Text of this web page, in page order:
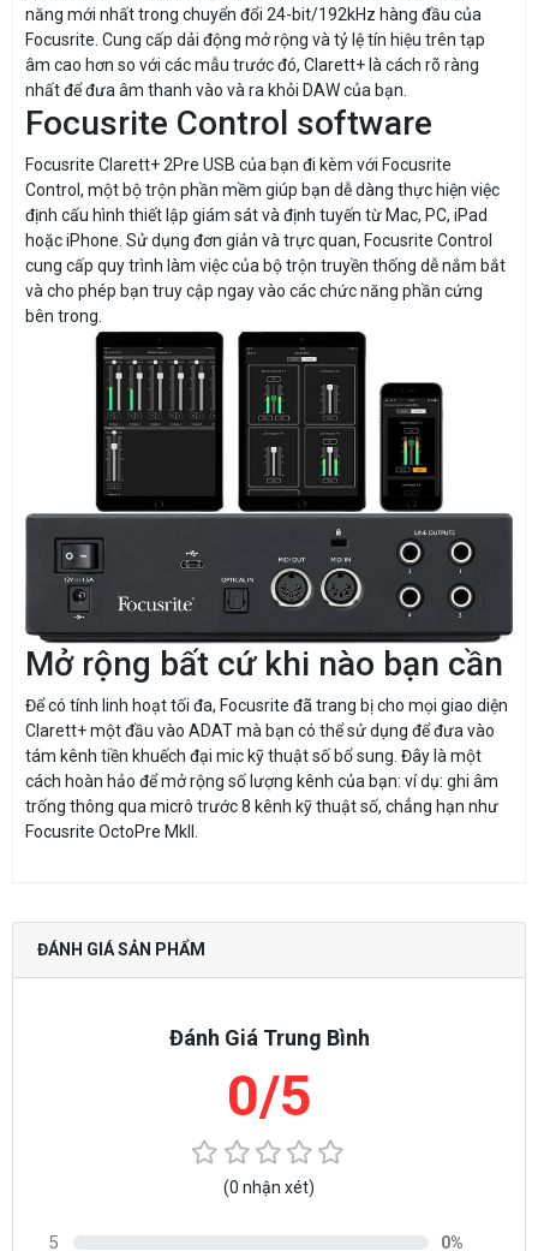
năng mới nhất trong chuyển đổi 24-bit/192kHz hàng đầu của
Focusrite. Cung cấp dải động mở rộng và tỷ lệ tín hiệu trên tạp
âm cao hơn so với các mẫu trước đó, Clarett+ là cách rõ ràng
nhất để đưa âm thanh vào và ra khỏi DAW của bạn.
Focusrite Control software
Focusrite Clarett+ 2Pre USB của bạn đi kèm với Focusrite
Control, một bộ trộn phần mềm giúp bạn dễ dàng thực hiện việc
định cấu hình thiết lập giám sát và định tuyến từ Mac, PC, iPad
hoặc iPhone. Sử dụng đơn giản và trực quan, Focusrite Control
cung cấp quy trình làm việc của bộ trộn truyền thống dễ nắm bắt
và cho phép bạn truy cập ngay vào các chức năng phần cứng
bên trong.
Mở rộng bất cứ khi nào bạn cần
Để có tính linh hoạt tối đa, Focusrite đã trang bị cho mọi giao diện
Clarett+ một đầu vào ADAT mà bạn có thể sử dụng để đưa vào
tám kênh tiền khuếch đại mic kỹ thuật số bổ sung. Đây là một
cách hoàn hảo để mở rộng số lượng kênh của bạn: ví dụ: ghi âm
trống thông qua micrô trước 8 kênh kỹ thuật số, chẳng hạn như
Focusrite OctoPre MkII.
ĐÁNH GIÁ SẢN PHẨM
Đánh Giá Trung Bình
0/5
(0 nhận xét)
5 0%